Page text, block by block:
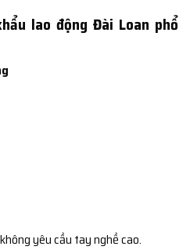
lao động Đài Loan phổ
yêu cầu tay nghề cao.